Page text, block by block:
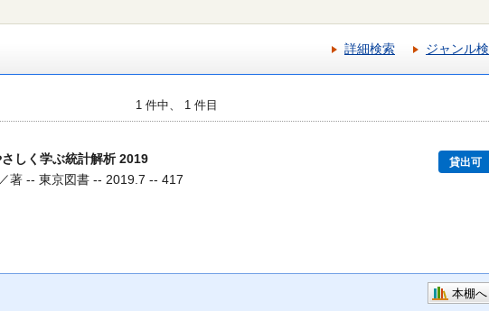
詳細検索 ジャンル
1 件中、 1 件目
しく学ぶ統計解析 2019 貸出可
著 -- 東京図書 -- 2019.7 -- 417
本棚へ